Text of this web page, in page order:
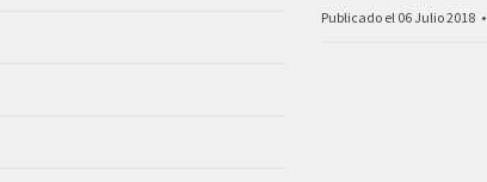
Publicado el 06 Julio 2018